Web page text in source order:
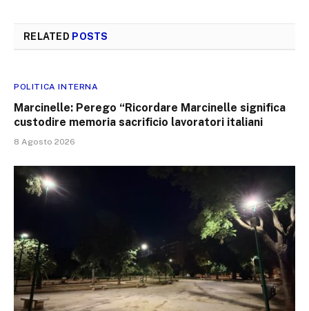
RELATED POSTS
POLITICA INTERNA
Marcinelle: Perego “Ricordare Marcinelle significa
custodire memoria sacrificio lavoratori italiani
8 Agosto 2026